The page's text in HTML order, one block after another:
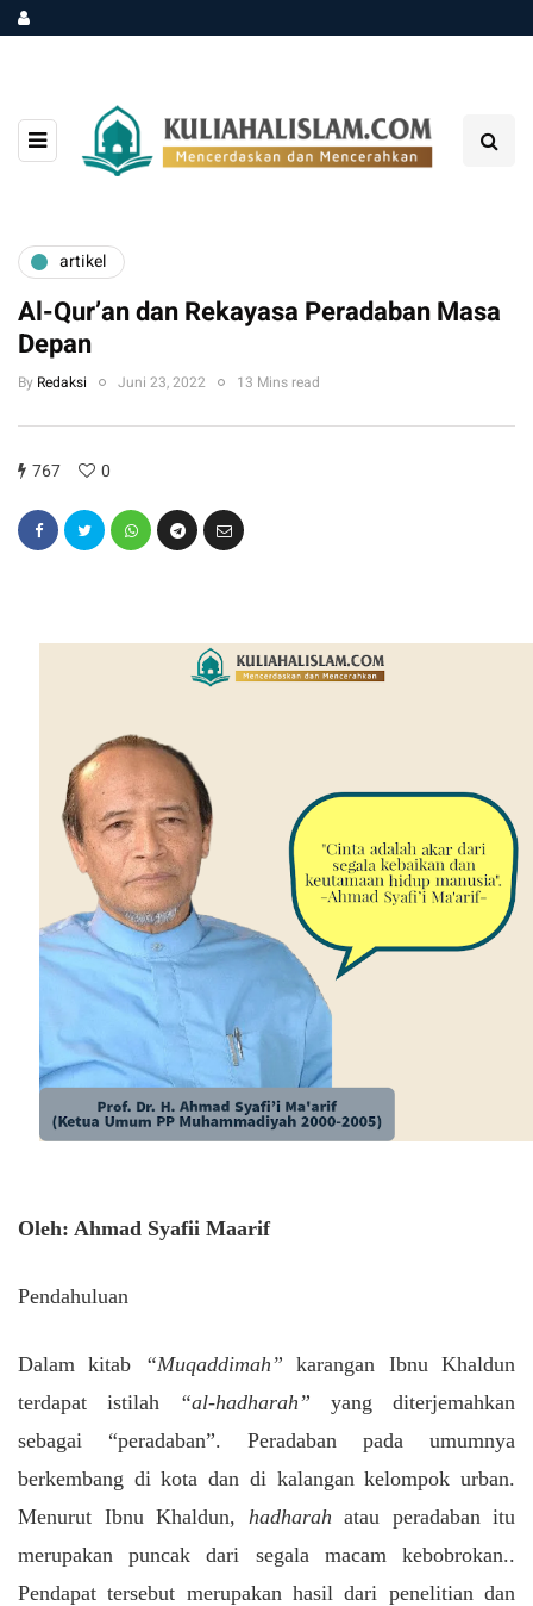
artikel
Al-Qur’an dan Rekayasa Peradaban Masa
Depan
By Redaksi Juni 23, 2022 13 Mins read
767 0
Oleh: Ahmad Syafii Maarif
Pendahuluan
Dalam kitab “Muqaddimah” karangan Ibnu Khaldun
terdapat istilah “al-hadharah” yang diterjemahkan
sebagai “peradaban”. Peradaban pada umumnya
berkembang di kota dan di kalangan kelompok urban.
Menurut Ibnu Khaldun, hadharah atau peradaban itu
merupakan puncak dari segala macam kebobrokan..
Pendapat tersebut merupakan hasil dari penelitian dan